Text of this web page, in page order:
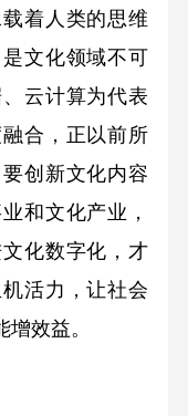
着人类的思维
文化领域不可
云计算为代表
合，正以前所
创新文化内容
和文化产业，
化数字化，才
活力，让社会
效益。